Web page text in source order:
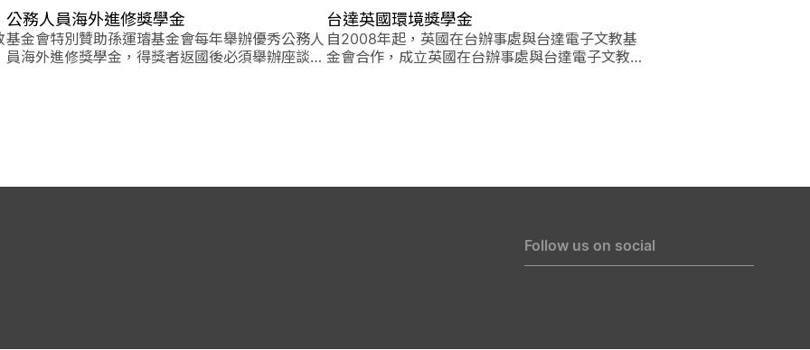
公務人員海外進修獎學金
基金會特別贊助孫運璿基金會每年舉辦優秀公務人
員海外進修獎學金，得獎者返國後必須舉辦座談會
台達英國環境獎學金
自2008年起，英國在台辦事處與台達電子文教基
金會合作，成立英國在台辦事處與台達電子文教基
Follow us on social